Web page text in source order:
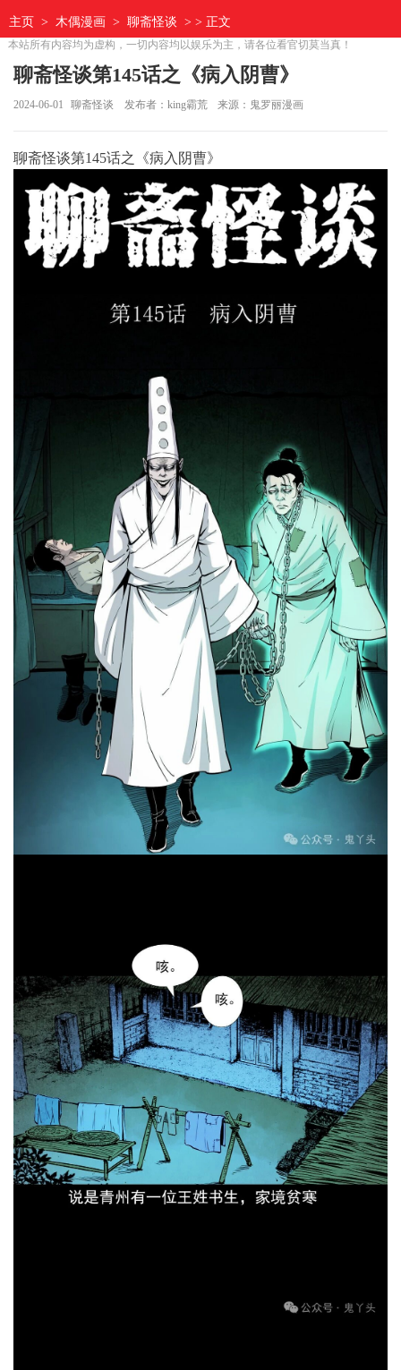
主页 > 木偶漫画 > 聊斋怪谈 > > 正文
本站所有内容均为虚构，一切内容均以娱乐为主，请各位看官切莫当真！
聊斋怪谈第145话之《病入阴曹》
2024-06-01 聊斋怪谈 发布者：king霸荒 来源：鬼罗丽漫画
聊斋怪谈第145话之《病入阴曹》